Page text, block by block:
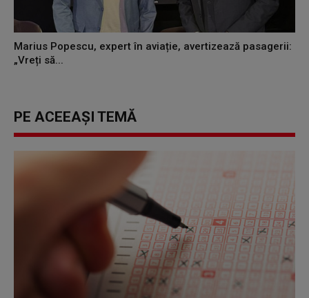
Marius Popescu, expert în aviație, avertizează pasagerii:
„Vreți să...
PE ACEEAȘI TEMĂ